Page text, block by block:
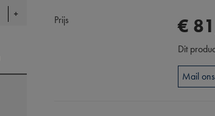
Prijs € 81
Dit
Mail ons